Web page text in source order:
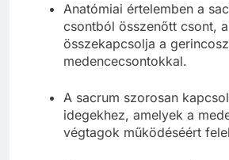
Anatómiai értelemben a
csontból összenőtt csont,
összekapcsolja a
medencecsontokkal.
A sacrum szorosan
idegekhez, amelyek a
végtagok működéséért